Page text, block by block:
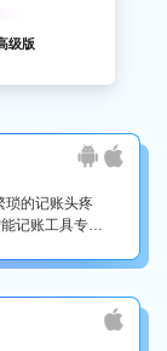
级版
琐的记账头疼
记账工具专为